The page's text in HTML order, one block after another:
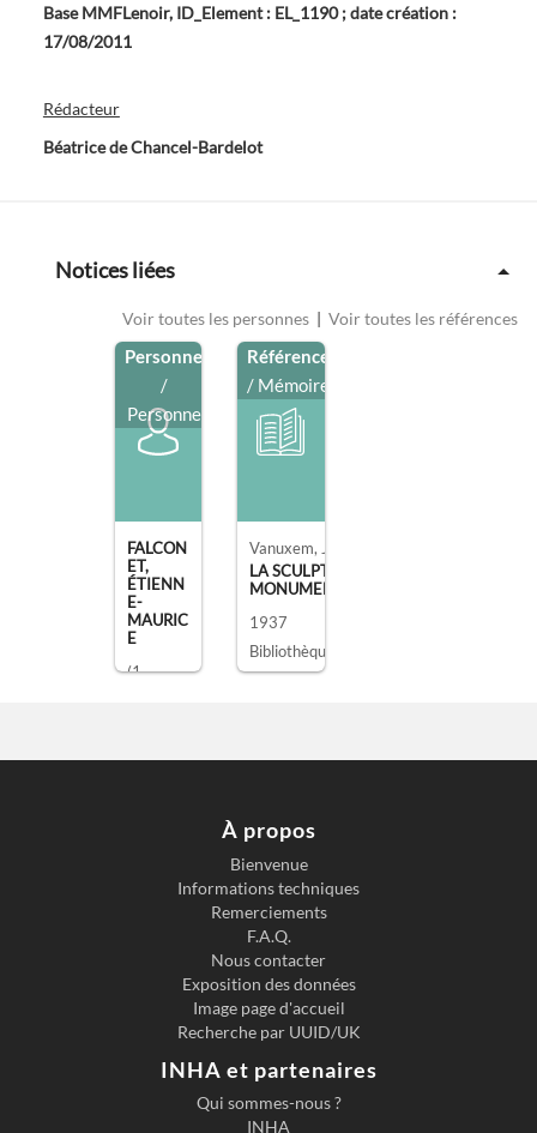
Base MMFLenoir, ID_Element : EL_1190 ; date création :
17/08/2011
Rédacteur
Béatrice de Chancel-Bardelot
Notices liées
Voir toutes les personnes | Voir toutes les références
Personne
/
Personne
FALCON
ET,
ÉTIENN
E-
MAURIC
E
(1
24
Référence
/ Mémoire
Vanuxem, Jacques.
LA SCULPTURE RELIGIEUSE AU MUSÉE
MONUMENTS FRA [...]
1937
Bibliothèque de l'Ecole du Louvre, Paris
À propos
Bienvenue
Informations techniques
Remerciements
F.A.Q.
Nous contacter
Exposition des données
Image page d'accueil
Recherche par UUID/UK
INHA et partenaires
Qui sommes-nous ?
INHA